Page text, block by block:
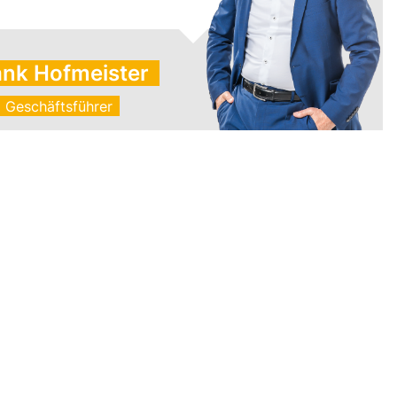
Hofmeister
Geschäftsführer